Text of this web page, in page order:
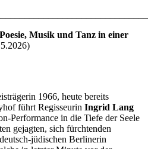
Musik und Tanz in einer
1966, heute bereits
führt Regisseurin Ingrid Lang
Performance in die Tiefe der Seele
gejagten, sich fürchtenden
jüdischen Berlinerin